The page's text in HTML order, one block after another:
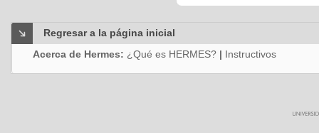
Regresar a la página inicial
Acerca de Hermes: ¿Qué es HERMES? | Instructivos